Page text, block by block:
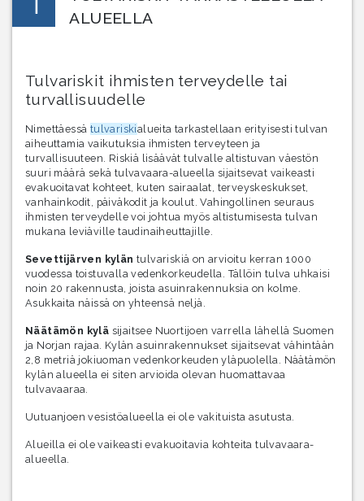
ALUEELLA
Tulvariskit ihmisten terveydelle tai
turvallisuudelle
Nimettäessä tulvariskialueita tarkastellaan erityisesti tulvan
aiheuttamia vaikutuksia ihmisten terveyteen ja
turvallisuuteen. Riskiä lisäävät tulvalle altistuvan väestön
suuri määrä sekä tulvavaara-alueella sijaitsevat vaikeasti
evakuoitavat kohteet, kuten sairaalat, terveyskeskukset,
vanhainkodit, päiväkodit ja koulut. Vahingollinen seuraus
ihmisten terveydelle voi johtua myös altistumisesta tulvan
mukana leviäville taudinaiheuttajille.
Sevettijärven kylän tulvariskiä on arvioitu kerran 1000
vuodessa toistuvalla vedenkorkeudella. Tällöin tulva uhkaisi
noin 20 rakennusta, joista asuinrakennuksia on kolme.
Asukkaita näissä on yhteensä neljä.
Näätämön kylä sijaitsee Nuortijoen varrella lähellä Suomen
ja Norjan rajaa. Kylän asuinrakennukset sijaitsevat vähintään
2,8 metriä jokiuoman vedenkorkeuden yläpuolella. Näätämön
kylän alueella ei siten arvioida olevan huomattavaa
tulvavaaraa.
Uutuanjoen vesistöalueella ei ole vakituista asutusta.
Alueilla ei ole vaikeasti evakuoitavia kohteita tulvavaara-
alueella.